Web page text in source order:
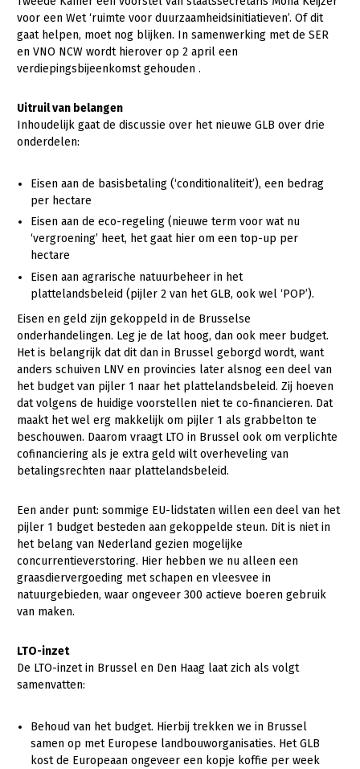
voor een Wet ‘ruimte voor duurzaamheidsinitiatieven’. Of dit
gaat helpen, moet nog blijken. In samenwerking met de SER
en VNO NCW wordt hierover op 2 april een
verdiepingsbijeenkomst gehouden .
Uitruil van belangen
Inhoudelijk gaat de discussie over het nieuwe GLB over drie
onderdelen:
Eisen aan de basisbetaling (‘conditionaliteit’), een bedrag
per hectare
Eisen aan de eco-regeling (nieuwe term voor wat nu
‘vergroening’ heet, het gaat hier om een top-up per
hectare
Eisen aan agrarische natuurbeheer in het
plattelandsbeleid (pijler 2 van het GLB, ook wel ‘POP’).
Eisen en geld zijn gekoppeld in de Brusselse
onderhandelingen. Leg je de lat hoog, dan ook meer budget.
Het is belangrijk dat dit dan in Brussel geborgd wordt, want
anders schuiven LNV en provincies later alsnog een deel van
het budget van pijler 1 naar het plattelandsbeleid. Zij hoeven
dat volgens de huidige voorstellen niet te co-financieren. Dat
maakt het wel erg makkelijk om pijler 1 als grabbelton te
beschouwen. Daarom vraagt LTO in Brussel ook om verplichte
cofinanciering als je extra geld wilt overheveling van
betalingsrechten naar plattelandsbeleid.
Een ander punt: sommige EU-lidstaten willen een deel van het
pijler 1 budget besteden aan gekoppelde steun. Dit is niet in
het belang van Nederland gezien mogelijke
concurrentieverstoring. Hier hebben we nu alleen een
graasdiervergoeding met schapen en vleesvee in
natuurgebieden, waar ongeveer 300 actieve boeren gebruik
van maken.
LTO-inzet
De LTO-inzet in Brussel en Den Haag laat zich als volgt
samenvatten:
Behoud van het budget. Hierbij trekken we in Brussel
samen op met Europese landbouworganisaties. Het GLB
kost de Europeaan ongeveer een kopje koffie per week